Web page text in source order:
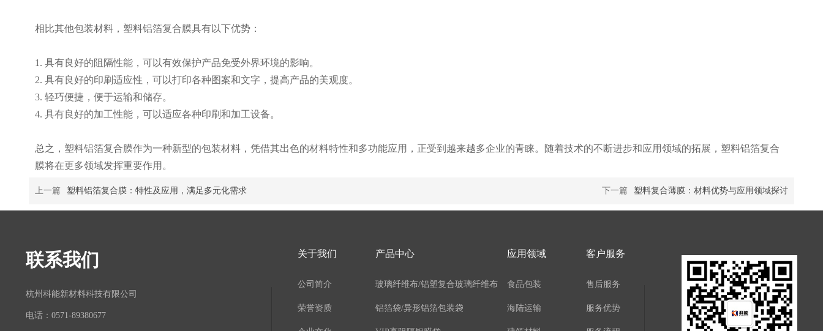
相比其他包装材料，塑料铝箔复合膜具有以下优势：
1. 具有良好的阻隔性能，可以有效保护产品免受外界环境的影响。
2. 具有良好的印刷适应性，可以打印各种图案和文字，提高产品的美观度。
3. 轻巧便捷，便于运输和储存。
4. 具有良好的加工性能，可以适应各种印刷和加工设备。
总之，塑料铝箔复合膜作为一种新型的包装材料，凭借其出色的材料特性和多功能应用，正受到越来越多企业的青睐。随着技术的不断进步和应用领域的拓展，塑料铝箔复合
膜将在更多领域发挥重要作用。
上一篇 塑料铝箔复合膜：特性及应用，满足多元化需求 下一篇 塑料复合薄膜：材料优势与应用领域探讨
关于我们
公司简介
荣誉资质
产品中心
玻璃纤维布/铝塑复合玻璃纤维布
铝箔袋/异形铝箔包装袋
应用领域
食品包装
海陆运输
客户服务
售后服务
服务优势
联系我们
杭州科能新材料科技有限公司
电话：0571-89380677